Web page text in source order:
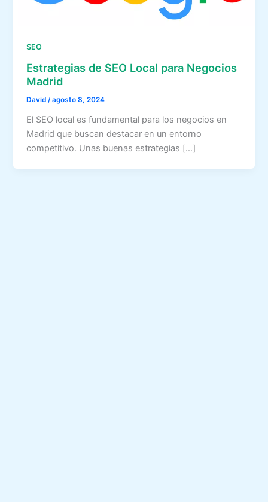
SEO
Estrategias de SEO Local para Negocios
Madrid
David/agosto 8, 2024
El SEO local es fundamental para los negocios en
Madrid que buscan destacar en un entorno
competitivo. Unas buenas estrategias […]